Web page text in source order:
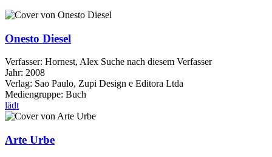
Onesto Diesel
Verfasser: Hornest, Alex Suche nach diesem Verfasser
Jahr: 2008
Verlag: Sao Paulo, Zupi Design e Editora Ltda
Mediengruppe: Buch
lädt
Arte Urbe